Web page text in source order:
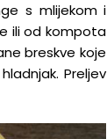
s mlijekom i
ili od kompota
breskve koje
Preljev